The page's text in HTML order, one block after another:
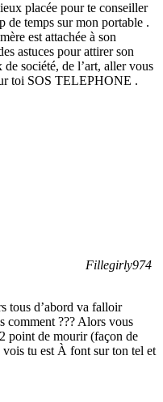
placée pour te conseiller
de temps sur mon portable .
est attachée à son
astuces pour attirer son
société, de l’art, aller vous
toi SOS TELEPHONE .
Fillegirly974
tous d’abord va falloir
comment ??? Alors vous
point de mourir (façon de
tu est À font sur ton tel et